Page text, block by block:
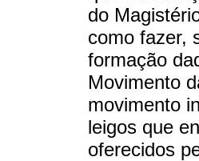
do
como fazer,
formação
Movimento
movimento
leigos que
oferecidos